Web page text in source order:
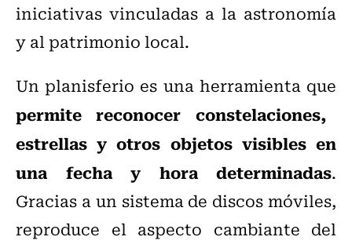
iniciativas vinculadas a la astronomía
y al patrimonio local.
Un planisferio es una herramienta que
permite reconocer constelaciones,
estrellas y otros objetos visibles en
una fecha y hora determinadas.
Gracias a un sistema de discos móviles,
reproduce el aspecto cambiante del